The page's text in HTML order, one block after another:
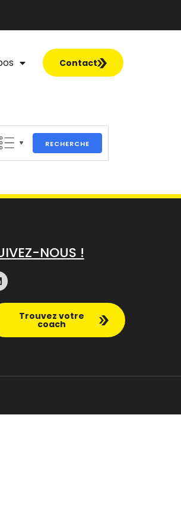
Contact
RECHERCHE
NOUS !
Trouvez votre
coach